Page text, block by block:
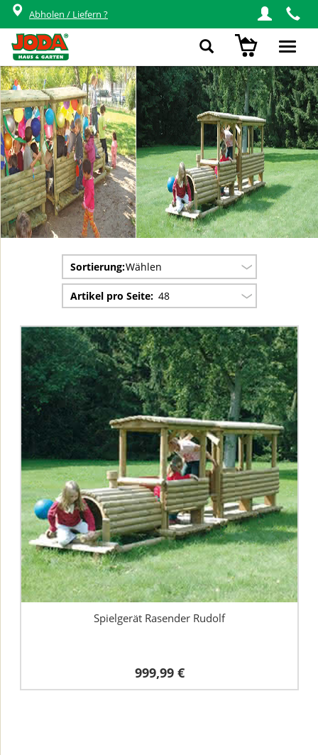
Abholen / Liefern ?
Spielgerät Lokomotive -Lok und
Waggon
Sortierung:Wählen
Artikel pro Seite: 48
Spielgerät Rasender Rudolf
999,99 €